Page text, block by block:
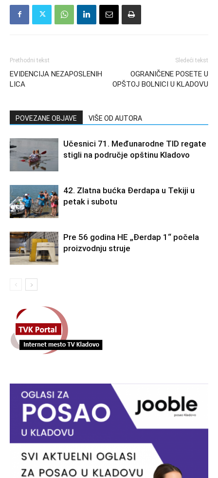
Prethodni tekst
EVIDENCIJA NEZAPOSLENIH
LICA
Sledeći tekst
OGRANIČENE POSETE U
OPŠTOJ BOLNICI U KLADOVU
POVEZANE OBJAVE VIŠE OD AUTORA
Učesnici 71. Međunarodne TID regate
stigli na područje opštinu Kladovo
42. Zlatna bućka Đerdapa u Tekiji u
petak i subotu
Pre 56 godina HE „Đerdap 1“ počela
proizvodnju struje